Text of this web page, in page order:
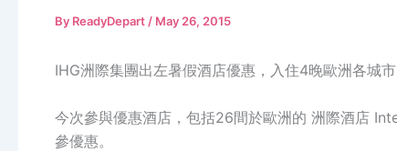
By ReadyDepart / May 26, 2015
IHG洲際集團出左暑假酒店優惠，入住4晚歐洲各城
今次參與優惠酒店，包括26間於歐洲的 洲際酒店
參優惠。